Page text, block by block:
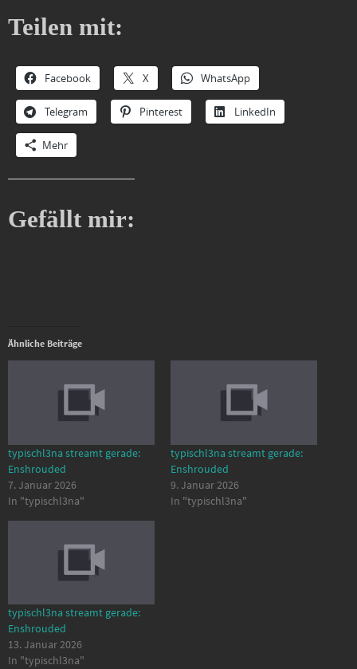
Teilen mit:
Facebook X WhatsApp
Telegram Pinterest LinkedIn
Mehr
Gefällt mir:
Ähnliche Beiträge
typischl3na streamt gerade:
Enshrouded
7. Januar 2026
In "typischl3na"
typischl3na streamt gerade:
Enshrouded
9. Januar 2026
In "typischl3na"
typischl3na streamt gerade:
Enshrouded
13. Januar 2026
In "typischl3na"